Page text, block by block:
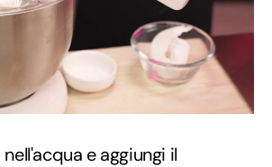
e aggiungi il